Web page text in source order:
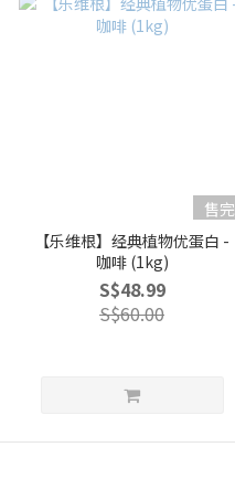
售完
【乐维根】经典植物优蛋白 -
咖啡 (1kg)
S$48.99
S$60.00